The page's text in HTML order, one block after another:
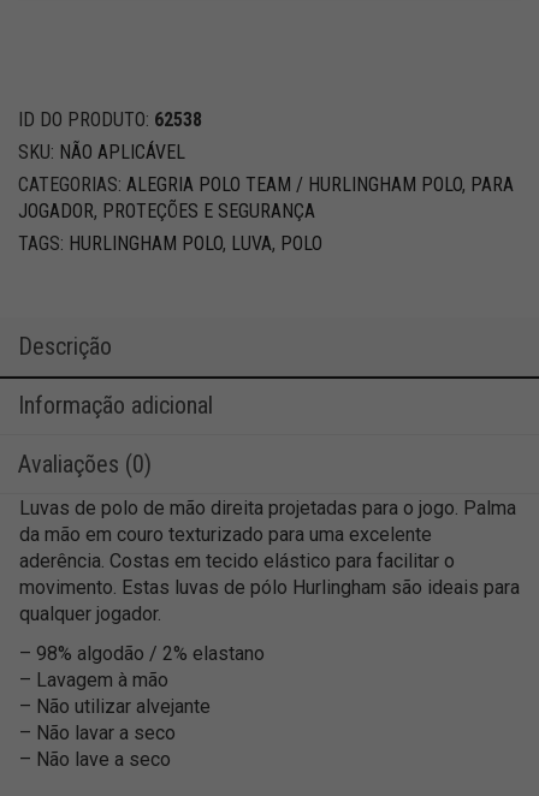
ID DO PRODUTO: 62538
SKU: NÃO APLICÁVEL
CATEGORIAS: ALEGRIA POLO TEAM / HURLINGHAM POLO, PARA
JOGADOR, PROTEÇÕES E SEGURANÇA
TAGS: HURLINGHAM POLO, LUVA, POLO
Descrição
Informação adicional
Avaliações (0)
Luvas de polo de mão direita projetadas para o jogo. Palma
da mão em couro texturizado para uma excelente
aderência. Costas em tecido elástico para facilitar o
movimento. Estas luvas de pólo Hurlingham são ideais para
qualquer jogador.
– 98% algodão / 2% elastano
– Lavagem à mão
– Não utilizar alvejante
– Não lavar a seco
– Não lave a seco